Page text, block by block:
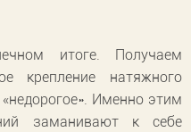
итоге. Получаем
крепление натяжного
Именно этим
заманивают к себе